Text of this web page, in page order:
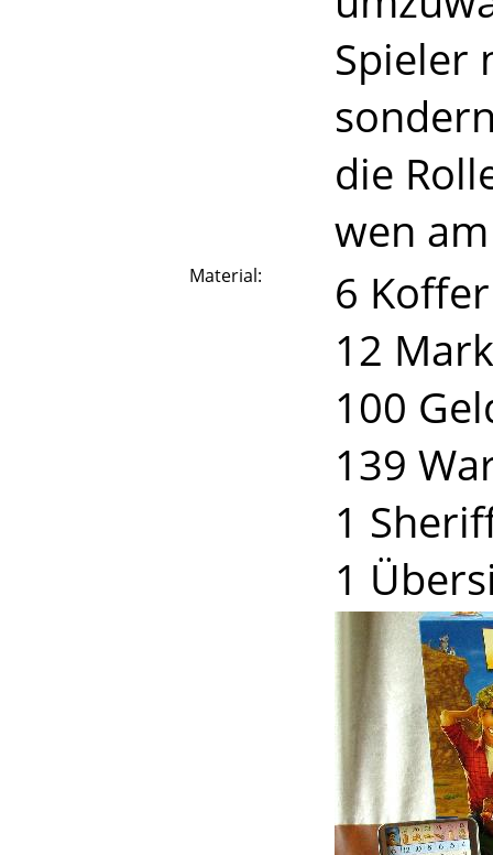
Spieler
die
wen
Material:
6 Koffer
12
100
139
1
1